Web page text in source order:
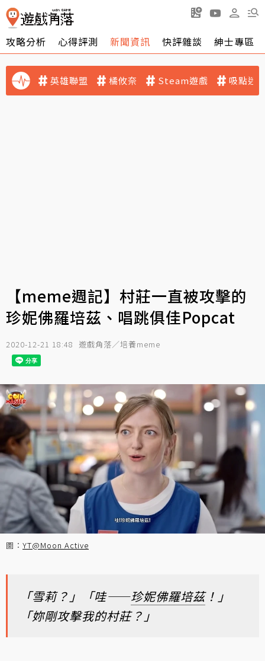
攻略分析 心得評測 新聞資訊 快評雜談 紳士專區
英雄聯盟 橘攸奈 Steam遊戲 吸點迷
【meme週記】村莊一直被攻擊的
珍妮佛羅培茲、唱跳俱佳Popcat
2020-12-21 18:48 遊戲角落／培養meme
圖： YT@Moon Active
「雪莉？」「哇——珍妮佛羅培茲！」
「妳剛攻擊我的村莊？」